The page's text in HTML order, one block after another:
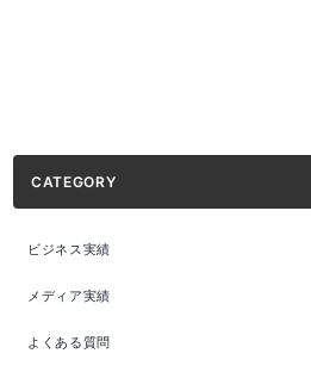
CATEGORY
ビジネス実績
メディア実績
よくある質問